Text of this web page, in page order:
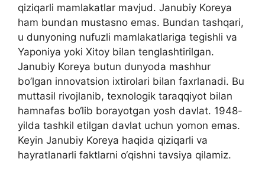
qiziqarli mamlakatlar mavjud. Janubiy Koreya
ham bundan mustasno emas. Bundan tashqari,
u dunyoning nufuzli mamlakatlariga tegishli va
Yaponiya yoki Xitoy bilan tenglashtirilgan.
Janubiy Koreya butun dunyoda mashhur
bo’lgan innovatsion ixtirolari bilan faxrlanadi. Bu
muttasil rivojlanib, texnologik taraqqiyot bilan
hamnafas bo‘lib borayotgan yosh davlat. 1948-
yilda tashkil etilgan davlat uchun yomon emas.
Keyin Janubiy Koreya haqida qiziqarli va
hayratlanarli faktlarni o‘qishni tavsiya qilamiz.